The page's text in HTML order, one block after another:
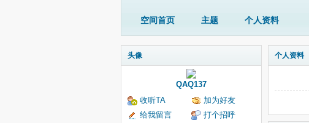
空间首页 主题 个人资料
头像
QAQ137
收听TA
加为好友
给我留言
打个招呼
个人资料